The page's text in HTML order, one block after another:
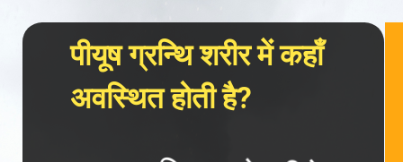
पीयूष ग्रन्थि शरीर में कहाँ
अवस्थित होती है?